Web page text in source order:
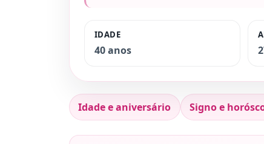
IDADE
40 anos
Idade e aniversário Signo e